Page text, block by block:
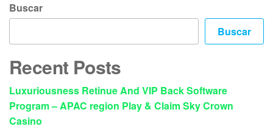
Buscar
Buscar
Recent Posts
Luxuriousness Retinue And VIP Back Software
Program – APAC region Play & Claim Sky Crown
Casino